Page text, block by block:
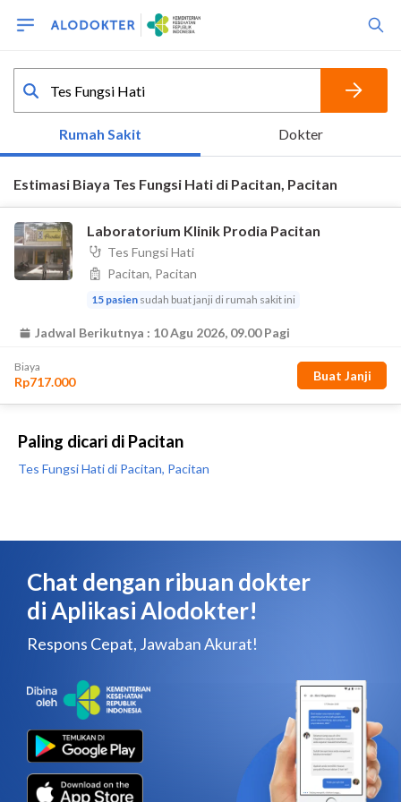
Paling dicari di Pacitan
Tes Fungsi Hati di Pacitan, Pacitan